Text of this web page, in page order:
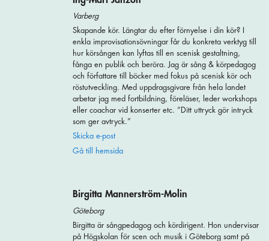
Varberg
Skapande kör. Längtar du efter förnyelse i din kör? I
enkla improvisationsövningar får du konkreta verktyg till
hur körsången kan lyftas till en scenisk gestaltning,
fånga en publik och beröra. Jag är sång & körpedagog
och författare till böcker med fokus på scenisk kör och
röstutveckling. Med uppdragsgivare från hela landet
arbetar jag med fortbildning, föreläser, leder workshops
eller coachar vid konserter etc. ”Ditt uttryck gör intryck
som ger avtryck.”
Skicka e-post
Gå till hemsida
Birgitta Mannerström-Molin
Göteborg
Birgitta är sångpedagog och kördirigent. Hon undervisar
på Högskolan för scen och musik i Göteborg samt på